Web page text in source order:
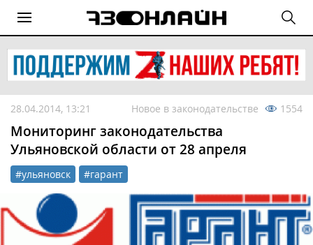
28.04.2014, 13:21 Новое в законодательстве 1554
Мониторинг законодательства
Ульяновской области от 28 апреля
#ульяновск #гарант